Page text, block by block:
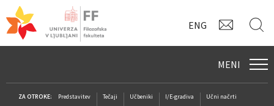
ENG
MENI
ZA OTROKE: Predstavitev Tečaji Učbeniki I/E-gradiva
Učni načrti